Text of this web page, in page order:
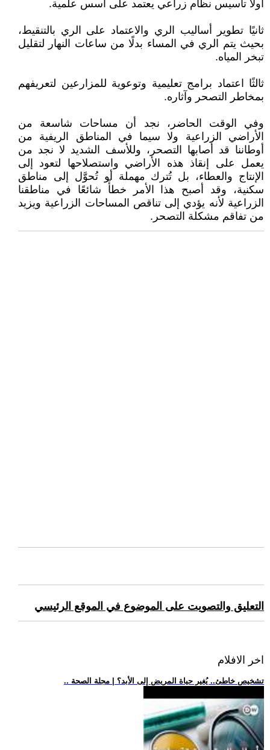
أولًا تأسيس نظام زراعي يعتمد على أسس علمية.
ثانيًا تطوير أساليب الري والاعتماد على الري بالتنقيط،
بحيث يتم الري في المساء بدلًا من ساعات النهار لتقليل
تبخر المياه.
ثالثًا اعتماد برامج تعليمية وتوعوية للمزارعين لتعريفهم
بمخاطر التصحر وآثاره.
وفي الوقت الحاضر، نجد أن مساحات شاسعة من
الأراضي الزراعية ولا سيما في المناطق الريفية من
أوطاننا قد أصابها التصحر، وللأسف الشديد لا نجد من
يعمل على إنقاذ هذه الأراضي واستصلاحها لتعود إلى
الإنتاج والعطاء، بل تُترك مهملة أو تُحوَّل إلى مناطق
سكنية، وقد أصبح هذا الأمر خطأً شائعًا في مناطقنا
الزراعية لأنه يؤدي إلى تناقص المساحات الزراعية ويزيد
من تفاقم مشكلة التصحر.
التعليق والتصويت على الموضوع في الموقع الرئيسي
اخر الافلام
.. تشخيص خاطئ.. يُغير حياة المريض إلى الأبد؟ | مجلة الصحة